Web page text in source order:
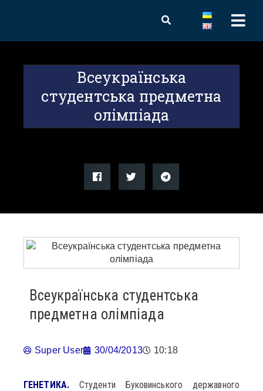
Всеукраїнська
студентська предметна
олімпіада
Всеукраїнська студентська
предметна олімпіада
Super User 30/04/2013 10:18
ГЕНЕТИКА.Студенти Буковинського державного